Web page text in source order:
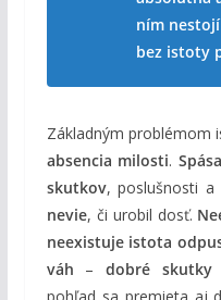
ním
bez istoty
Základným problémom
absencia milosti.Spása
skutkov, poslušnosti a
nevie, či urobil dosť.
neexistuje istota
váh –dobré